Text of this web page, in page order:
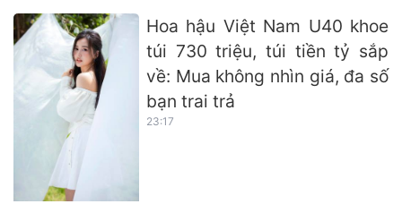
Hoa hậu Việt Nam U40 khoe
túi 730 triệu, túi tiền tỷ sắp
về: Mua không nhìn giá, đa số
bạn trai trả
23:17